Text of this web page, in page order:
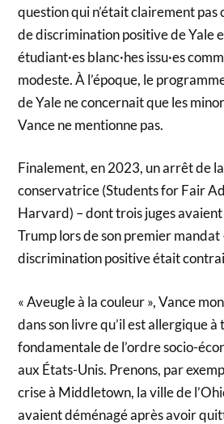
question qui n’était clairement pas
de discrimination positive de Yale
étudiant·es blanc·hes issu·es
modeste. À l’époque, le
de Yale ne concernait que les
Vance ne mentionne pas.
Finalement, en 2023, un arrêt de
conservatrice (Students for Fair
Harvard) – dont trois juges
Trump lors de son premier mandat
discrimination positive était
« Aveugle à la couleur », Vance
dans son livre qu’il est allergique à
fondamentale de l’ordre socio-
aux États-Unis. Prenons, par
crise à Middletown, la ville de
avaient déménagé après avoir